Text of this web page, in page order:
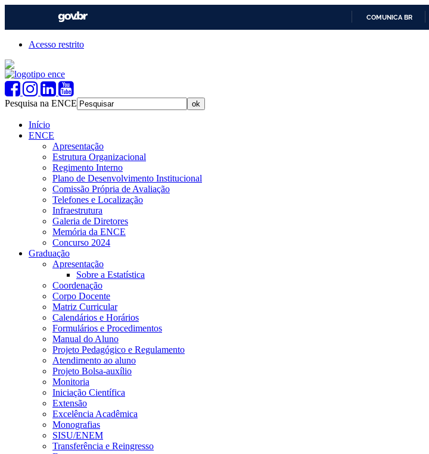
COMUNICA BR
Acesso restrito
Pesquisa na ENCE
Início
ENCE
Apresentação
Estrutura Organizacional
Regimento Interno
Plano de Desenvolvimento Institucional
Comissão Própria de Avaliação
Telefones e Localização
Infraestrutura
Galeria de Diretores
Memória da ENCE
Concurso 2024
Graduação
Apresentação
Sobre a Estatística
Coordenação
Corpo Docente
Matriz Curricular
Calendários e Horários
Formulários e Procedimentos
Manual do Aluno
Projeto Pedagógico e Regulamento
Atendimento ao aluno
Projeto Bolsa-auxílio
Monitoria
Iniciação Científica
Extensão
Excelência Acadêmica
Monografias
SISU/ENEM
Transferência e Reingresso